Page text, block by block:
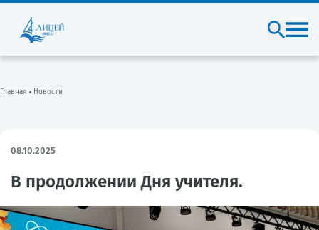
Главная Новости
08.10.2025
В продолжении Дня учителя.